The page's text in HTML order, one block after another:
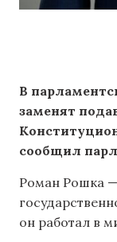
В
заменят
сообщил
Роман Рошка
он работал в